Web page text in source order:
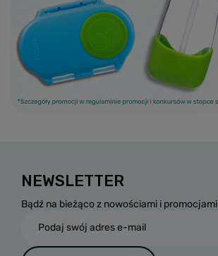
NEWSLETTER
Bądź na bieżąco z nowościami i promocjami
Podaj swój adres e-mail